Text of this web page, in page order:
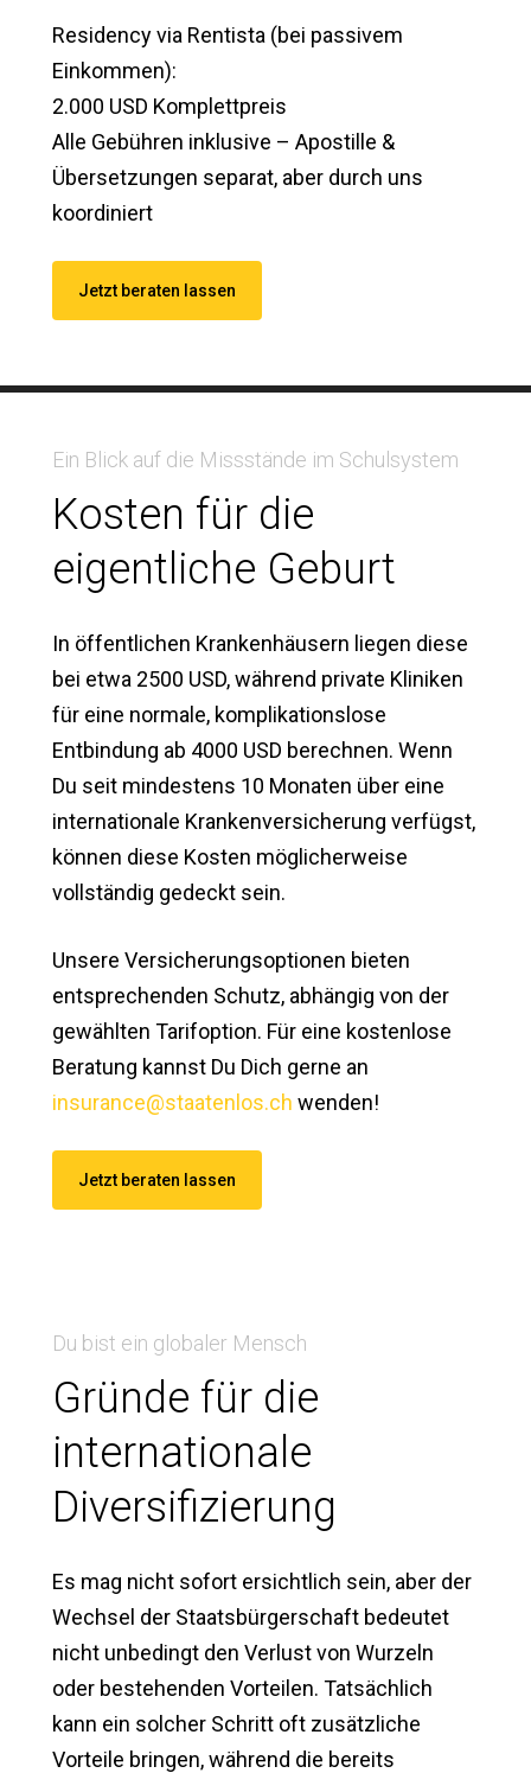
Residency via Rentista (bei passivem
Einkommen):
2.000 USD Komplettpreis
Alle Gebühren inklusive – Apostille &
Übersetzungen separat, aber durch uns
koordiniert
Jetzt beraten lassen
Ein Blick auf die Missstände im Schulsystem
Kosten für die
eigentliche Geburt
In öffentlichen Krankenhäusern liegen diese
bei etwa 2500 USD, während private Kliniken
für eine normale, komplikationslose
Entbindung ab 4000 USD berechnen. Wenn
Du seit mindestens 10 Monaten über eine
internationale Krankenversicherung verfügst,
können diese Kosten möglicherweise
vollständig gedeckt sein.
Unsere Versicherungsoptionen bieten
entsprechenden Schutz, abhängig von der
gewählten Tarifoption. Für eine kostenlose
Beratung kannst Du Dich gerne an
insurance@staatenlos.ch wenden!
Jetzt beraten lassen
Du bist ein globaler Mensch
Gründe für die
internationale
Diversifizierung
Es mag nicht sofort ersichtlich sein, aber der
Wechsel der Staatsbürgerschaft bedeutet
nicht unbedingt den Verlust von Wurzeln
oder bestehenden Vorteilen. Tatsächlich
kann ein solcher Schritt oft zusätzliche
Vorteile bringen, während die bereits